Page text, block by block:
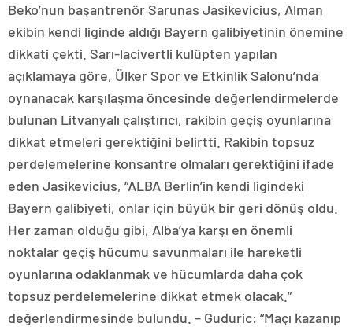
Beko’nun başantrenör Sarunas Jasikevicius, Alman
ekibin kendi liginde aldığı Bayern galibiyetinin önemine
dikkati çekti. Sarı-lacivertli kulüpten yapılan
açıklamaya göre, Ülker Spor ve Etkinlik Salonu’nda
oynanacak karşılaşma öncesinde değerlendirmelerde
bulunan Litvanyalı çalıştırıcı, rakibin geçiş oyunlarına
dikkat etmeleri gerektiğini belirtti. Rakibin topsuz
perdelemelerine konsantre olmaları gerektiğini ifade
eden Jasikevicius, “ALBA Berlin’in kendi ligindeki
Bayern galibiyeti, onlar için büyük bir geri dönüş oldu.
Her zaman olduğu gibi, Alba’ya karşı en önemli
noktalar geçiş hücumu savunmaları ile hareketli
oyunlarına odaklanmak ve hücumlarda daha çok
topsuz perdelemelerine dikkat etmek olacak.”
değerlendirmesinde bulundu. – Guduric: “Maçı kazanıp